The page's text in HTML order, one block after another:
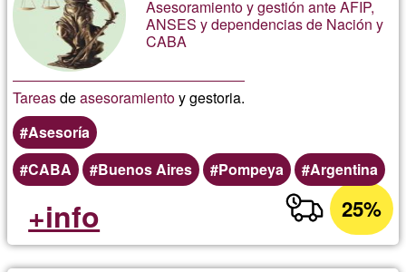
Asesoramiento y gestión ante AFIP,
ANSES y dependencias de Nación y
CABA
Tareasdeasesoramientoy gestoria.
Asesoría
CABA
Buenos Aires Pompeya Argentina
25%
+info